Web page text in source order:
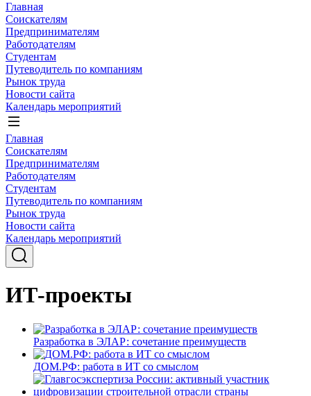
Главная
Соискателям
Предпринимателям
Работодателям
Студентам
Путеводитель по компаниям
Рынок труда
Новости сайта
Календарь мероприятий
Главная
Соискателям
Предпринимателям
Работодателям
Студентам
Путеводитель по компаниям
Рынок труда
Новости сайта
Календарь мероприятий
ИТ-проекты
Разработка в ЭЛАР: сочетание преимуществ
ДОМ.РФ: работа в ИТ со смыслом